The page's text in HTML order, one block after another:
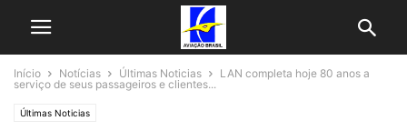
Início Notícias Últimas Noticias
LAN completa hoje 80 anos a
serviço de seus passageiros e clientes...
Últimas Noticias